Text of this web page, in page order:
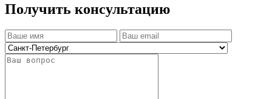
Получить консультацию